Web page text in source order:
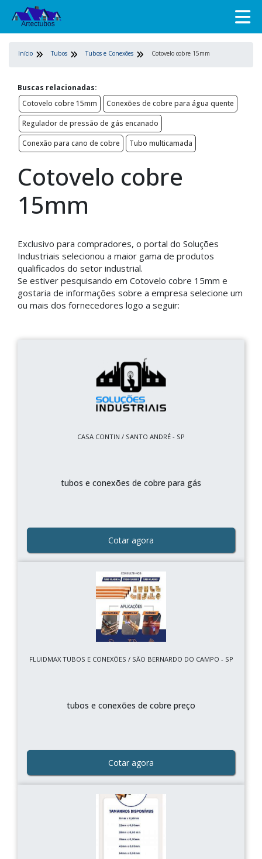
Início Tubos Tubos e Conexões Cotovelo cobre 15mm
Buscas relacionadas:
Cotovelo cobre 15mm
Conexões de cobre para água quente
Regulador de pressão de gás encanado
Conexão para cano de cobre
Tubo multicamada
Cotovelo cobre
15mm
Exclusivo para compradores, o portal do Soluções
Industriais selecionou a maior gama de produtos
qualificados do setor industrial.
Se estiver pesquisando em Cotovelo cobre 15mm e
gostaria de informações sobre a empresa selecione um
ou mais dos fornecedores logo a seguir:
CASA CONTIN / SANTO ANDRÉ - SP
tubos e conexões de cobre para gás
Cotar agora
FLUIDMAX TUBOS E CONEXÕES / SÃO BERNARDO DO CAMPO - SP
tubos e conexões de cobre preço
Cotar agora